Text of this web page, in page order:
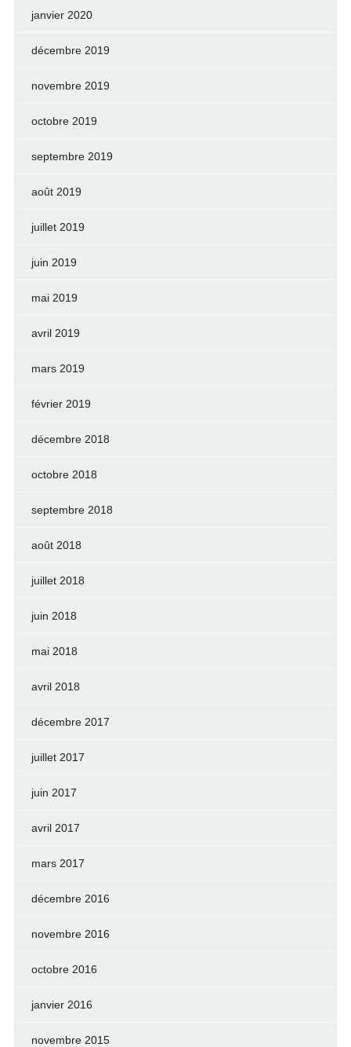
janvier 2020
décembre 2019
novembre 2019
octobre 2019
septembre 2019
août 2019
juillet 2019
juin 2019
mai 2019
avril 2019
mars 2019
février 2019
décembre 2018
octobre 2018
septembre 2018
août 2018
juillet 2018
juin 2018
mai 2018
avril 2018
décembre 2017
juillet 2017
juin 2017
avril 2017
mars 2017
décembre 2016
novembre 2016
octobre 2016
janvier 2016
novembre 2015